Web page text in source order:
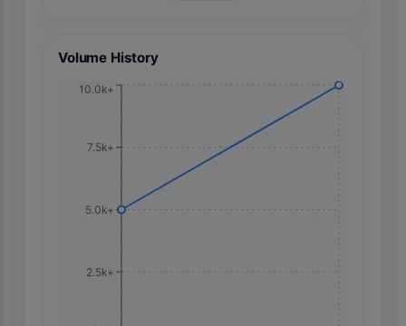
Volume History
2.5k+
5.0k+
7.5k+
10.0k+